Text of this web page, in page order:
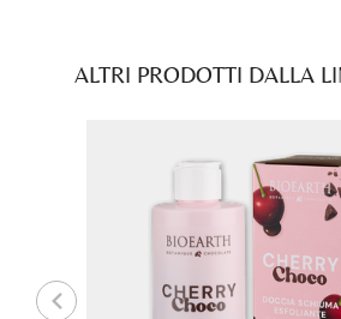
ALTRI PRODOTTI DALLA